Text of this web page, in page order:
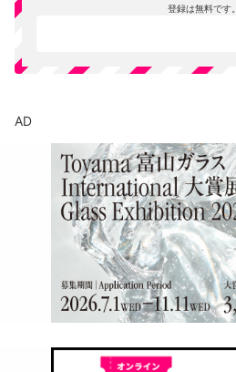
登録は無料です。
AD